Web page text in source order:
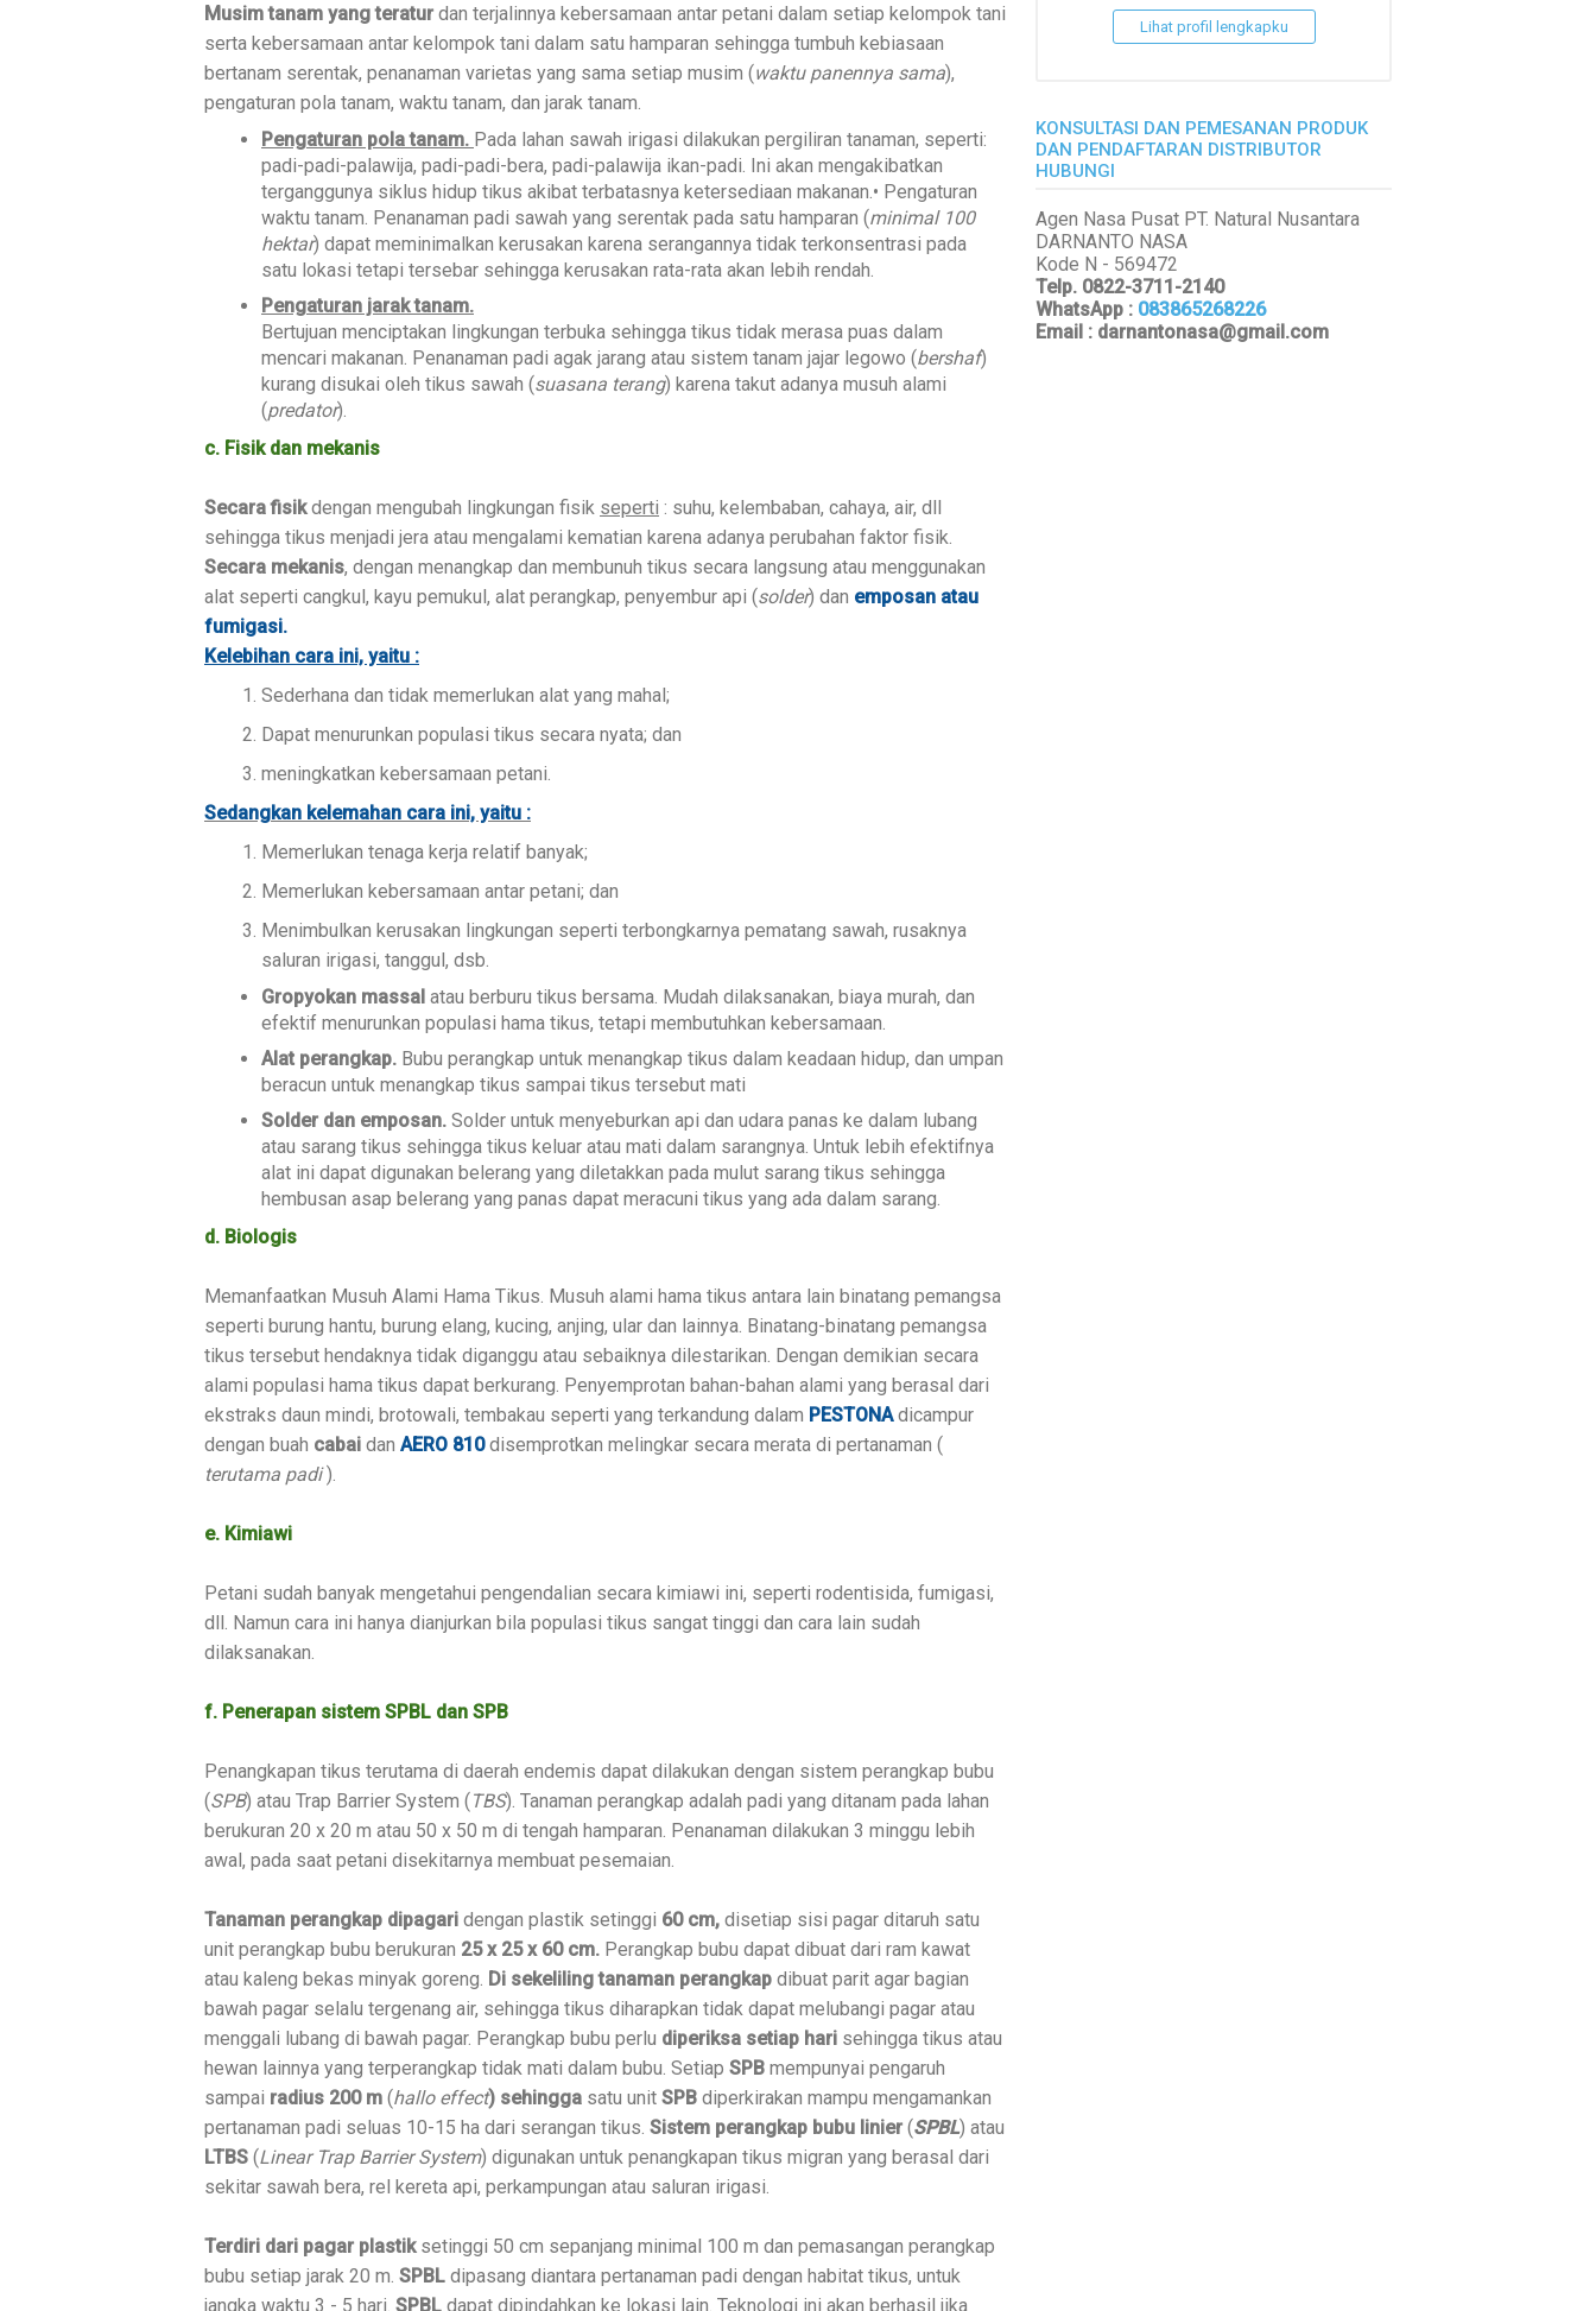
Musim tanam yang teratur dan terjalinnya kebersamaan antar petani dalam setiap kelompok tani
serta kebersamaan antar kelompok tani dalam satu hamparan sehingga tumbuh kebiasaan
bertanam serentak, penanaman varietas yang sama setiap musim (waktu panennya sama),
pengaturan pola tanam, waktu tanam, dan jarak tanam.
Pengaturan pola tanam. Pada lahan sawah irigasi dilakukan pergiliran tanaman, seperti:
padi-padi-palawija, padi-padi-bera, padi-palawija ikan-padi. Ini akan mengakibatkan
terganggunya siklus hidup tikus akibat terbatasnya ketersediaan makanan.• Pengaturan
waktu tanam. Penanaman padi sawah yang serentak pada satu hamparan (minimal 100
hektar) dapat meminimalkan kerusakan karena serangannya tidak terkonsentrasi pada
satu lokasi tetapi tersebar sehingga kerusakan rata-rata akan lebih rendah.
Pengaturan jarak tanam.
Bertujuan menciptakan lingkungan terbuka sehingga tikus tidak merasa puas dalam
mencari makanan. Penanaman padi agak jarang atau sistem tanam jajar legowo (bershaf)
kurang disukai oleh tikus sawah (suasana terang) karena takut adanya musuh alami
(predator).
c. Fisik dan mekanis
Secara fisikdengan mengubah lingkungan fisik seperti : suhu, kelembaban, cahaya, air, dll
sehingga tikus menjadi jera atau mengalami kematian karena adanya perubahan faktor fisik.
Secara mekanis, dengan menangkap dan membunuh tikus secara langsung atau menggunakan
alat seperti cangkul, kayu pemukul, alat perangkap, penyembur api (solder) dan emposan atau
fumigasi.
Kelebihan cara ini, yaitu :
Sederhana dan tidak memerlukan alat yang mahal;
Dapat menurunkan populasi tikus secara nyata; dan
meningkatkan kebersamaan petani.
Sedangkan kelemahan cara ini, yaitu :
Memerlukan tenaga kerja relatif banyak;
Memerlukan kebersamaan antar petani; dan
Menimbulkan kerusakan lingkungan seperti terbongkarnya pematang sawah, rusaknya
saluran irigasi, tanggul, dsb.
Gropyokan massal atau berburu tikus bersama. Mudah dilaksanakan, biaya murah, dan
efektif menurunkan populasi hama tikus, tetapi membutuhkan kebersamaan.
Alat perangkap. Bubu perangkap untuk menangkap tikus dalam keadaan hidup, dan umpan
beracun untuk menangkap tikus sampai tikus tersebut mati
Solder dan emposan. Solder untuk menyeburkan api dan udara panas ke dalam lubang
atau sarang tikus sehingga tikus keluar atau mati dalam sarangnya. Untuk lebih efektifnya
alat ini dapat digunakan belerang yang diletakkan pada mulut sarang tikus sehingga
hembusan asap belerang yang panas dapat meracuni tikus yang ada dalam sarang.
d. Biologis
Memanfaatkan Musuh Alami Hama Tikus. Musuh alami hama tikus antara lain binatang pemangsa
seperti burung hantu, burung elang, kucing, anjing, ular dan lainnya. Binatang-binatang pemangsa
tikus tersebut hendaknya tidak diganggu atau sebaiknya dilestarikan. Dengan demikian secara
alami populasi hama tikus dapat berkurang. Penyemprotan bahan-bahan alami yang berasal dari
ekstraks daun mindi, brotowali, tembakau seperti yang terkandung dalam PESTONAdicampur
dengan buah cabai dan AERO 810disemprotkan melingkar secara merata di pertanaman (
terutama padi).
e. Kimiawi
Petani sudah banyak mengetahui pengendalian secara kimiawi ini, seperti rodentisida, fumigasi,
dll. Namun cara ini hanya dianjurkan bila populasi tikus sangat tinggi dan cara lain sudah
dilaksanakan.
f. Penerapan sistem SPBL dan SPB
Penangkapan tikus terutama di daerah endemis dapat dilakukan dengan sistem perangkap bubu
(SPB) atau Trap Barrier System (TBS). Tanaman perangkap adalah padi yang ditanam pada lahan
berukuran 20 x 20 m atau 50 x 50 m di tengah hamparan. Penanaman dilakukan 3 minggu lebih
awal, pada saat petani disekitarnya membuat pesemaian.
Tanaman perangkap dipagari dengan plastik setinggi 60 cm, disetiap sisi pagar ditaruh satu
unit perangkap bubu berukuran 25 x 25 x 60 cm. Perangkap bubu dapat dibuat dari ram kawat
atau kaleng bekas minyak goreng. Di sekeliling tanaman perangkap dibuat parit agar bagian
bawah pagar selalu tergenang air, sehingga tikus diharapkan tidak dapat melubangi pagar atau
menggali lubang di bawah pagar. Perangkap bubu perlu diperiksa setiap hari sehingga tikus atau
hewan lainnya yang terperangkap tidak mati dalam bubu. Setiap SPB mempunyai pengaruh
sampai radius 200 m (hallo effect) sehingga satu unit SPB diperkirakan mampu mengamankan
pertanaman padi seluas 10-15 ha dari serangan tikus. Sistem perangkap bubu linier (SPBL) atau
LTBS (Linear Trap Barrier System) digunakan untuk penangkapan tikus migran yang berasal dari
sekitar sawah bera, rel kereta api, perkampungan atau saluran irigasi.
Terdiri dari pagar plastik setinggi 50 cm sepanjang minimal 100 m dan pemasangan perangkap
bubu setiap jarak 20 m. SPBL dipasang diantara pertanaman padi dengan habitat tikus, untuk
jangka waktu 3 - 5 hari. SPBL dapat dipindahkan ke lokasi lain. Teknologi ini akan berhasil jika
Lihat profil lengkapku
KONSULTASI DAN PEMESANAN PRODUK
DAN PENDAFTARAN DISTRIBUTOR
HUBUNGI
Agen Nasa Pusat PT. Natural Nusantara
DARNANTO NASA
Kode N - 569472
Telp. 0822-3711-2140
WhatsApp : 083865268226
Email : darnantonasa@gmail.com